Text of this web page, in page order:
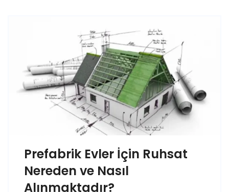
Prefabrik Evler İçin Ruhsat
Nereden ve Nasıl
Alınmaktadır?